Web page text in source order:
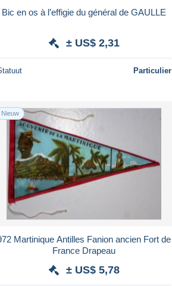
Bic en os à l’effigie du général de GAULLE
± US$ 2,31
Particulier
Nieuw
Martinique Antilles Fanion ancien Fort de
France Drapeau
± US$ 5,78